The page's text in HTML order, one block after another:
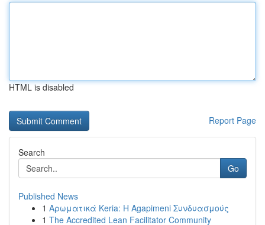
HTML is disabled
Report Page
Search
Go
Published News
1 Αρωματικά Keria: Η Agapimeni Συνδυασμούς
1 The Accredited Lean Facilitator Community